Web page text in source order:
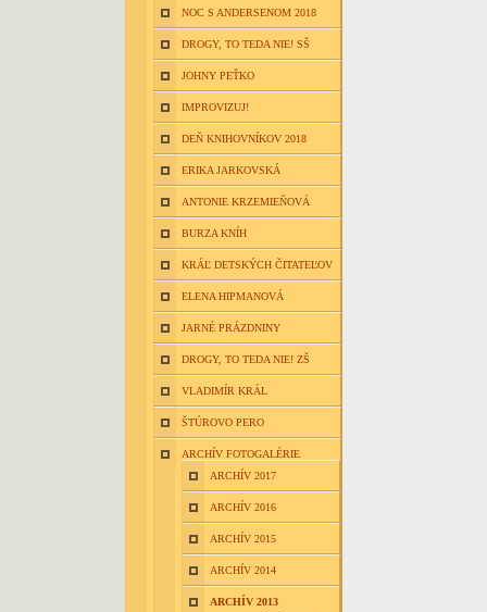
NOC S ANDERSENOM 2018
DROGY, TO TEDA NIE! SŠ
JOHNY PEŤKO
IMPROVIZUJ!
DEŇ KNIHOVNÍKOV 2018
ERIKA JARKOVSKÁ
ANTONIE KRZEMIEŇOVÁ
BURZA KNÍH
KRÁĽ DETSKÝCH ČITATEĽOV
ELENA HIPMANOVÁ
JARNÉ PRÁZDNINY
DROGY, TO TEDA NIE! ZŠ
VLADIMÍR KRÁL
ŠTÚROVO PERO
ARCHÍV FOTOGALÉRIE
ARCHÍV 2017
ARCHÍV 2016
ARCHÍV 2015
ARCHÍV 2014
ARCHÍV 2013